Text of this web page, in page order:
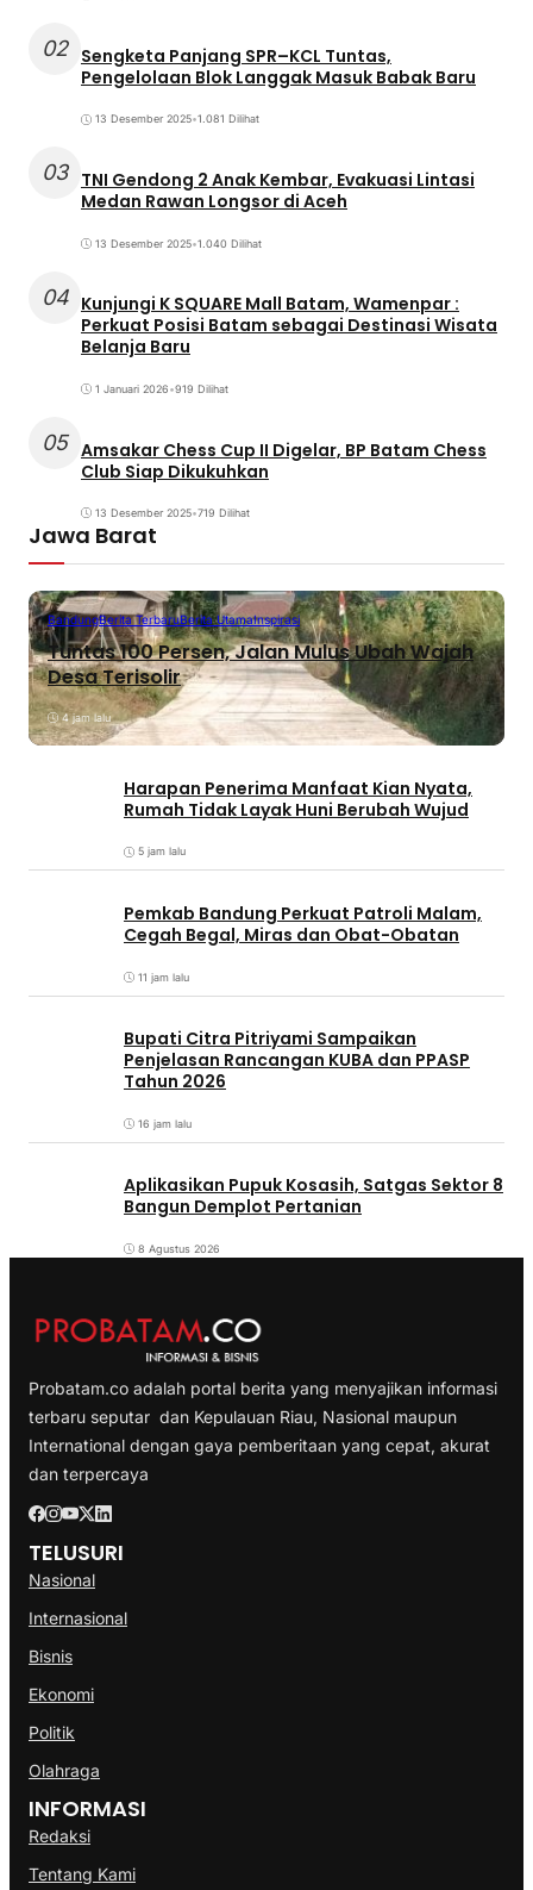
02 Sengketa Panjang SPR–KCL Tuntas,
Pengelolaan Blok Langgak Masuk Babak Baru
13 Desember 2025•1.081 Dilihat
03 TNI Gendong 2 Anak Kembar, Evakuasi Lintasi
Medan Rawan Longsor di Aceh
13 Desember 2025•1.040 Dilihat
04 Kunjungi K SQUARE Mall Batam, Wamenpar :
Perkuat Posisi Batam sebagai Destinasi Wisata
Belanja Baru
1 Januari 2026•919 Dilihat
05 Amsakar Chess Cup II Digelar, BP Batam Chess
Club Siap Dikukuhkan
13 Desember 2025•719 Dilihat
Jawa Barat
BandungBerita TerbaruBerita UtamaInspirasi
Tuntas 100 Persen, Jalan Mulus Ubah Wajah
Desa Terisolir
4 jam lalu
Harapan Penerima Manfaat Kian Nyata,
Rumah Tidak Layak Huni Berubah Wujud
5 jam lalu
Pemkab Bandung Perkuat Patroli Malam,
Cegah Begal, Miras dan Obat-Obatan
11 jam lalu
Bupati Citra Pitriyami Sampaikan
Penjelasan Rancangan KUBA dan PPASP
Tahun 2026
16 jam lalu
Aplikasikan Pupuk Kosasih, Satgas Sektor 8
Bangun Demplot Pertanian
8 Agustus 2026
Probatam.co adalah portal berita yang menyajikan informasi
terbaru seputar dan Kepulauan Riau, Nasional maupun
International dengan gaya pemberitaan yang cepat, akurat
dan terpercaya
TELUSURI
Nasional
Internasional
Bisnis
Ekonomi
Politik
Olahraga
INFORMASI
Redaksi
Tentang Kami